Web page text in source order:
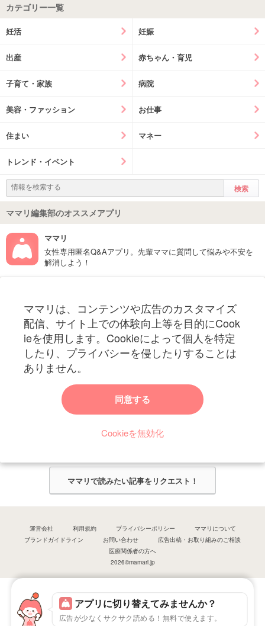
アプリに切り替えてみませんか？
広告が少なくサクサク読める！無料で使えます。
カテゴリー一覧
妊活 妊娠
出産 赤ちゃん・育児
子育て・家族 病院
美容・ファッション お仕事
住まい マネー
トレンド・イベント
ママリ編集部のオススメアプリ
ママリ
女性専用匿名Q&Aアプリ。先輩ママに質問して悩みや不安を
解消しよう！
ママリは、コンテンツや広告のカスタマイズ
配信、サイト上での体験向上等を目的にCook
ieを使用します。Cookieによって個人を特定
したり、プライバシーを侵したりすることは
ありません。
同意する
Cookieを無効化
妊娠〜子育て中のお役立ち情報を配信中
ママリからのお知らせ
今ママリで読みたい記事は何ですか？
ママリ編集部がみなさんのご意見をもとに記事を作成させていただきま
ママリで読みたい記事をリクエスト！
運営会社 利用規約 プライバシーポリシー
ママリについて
ブランドガイドライン
お問い合わせ
広告出稿・お取り組みのご相談
医療関係者の方へ
2026©mamari.jp